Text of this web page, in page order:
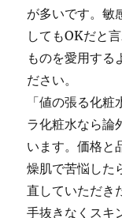
が多いです。敏
してもOKだと
ものを愛用する
ださい。
「値の張る化
ラ化粧水なら論
います。価格と
燥肌で苦悩した
直していただき
手抜きなくスキ